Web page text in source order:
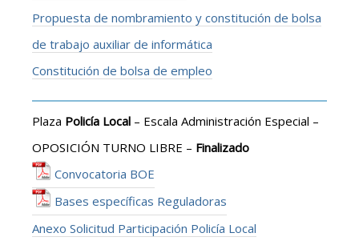
Propuesta de nombramiento y constitución de bolsa
de trabajo auxiliar de informática
Constitución de bolsa de empleo
Plaza Policía Local – Escala Administración Especial –
OPOSICIÓN TURNO LIBRE – Finalizado
Convocatoria BOE
Bases específicas Reguladoras
Anexo Solicitud Participación Policía Local